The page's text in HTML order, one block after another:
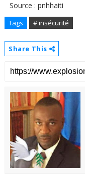
Source : pnhhaiti
Tags # insécurité
Share This